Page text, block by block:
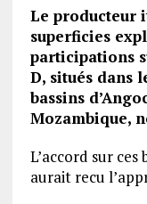
Le producteur
superficies
participations
D, situés dans
bassins
Mozambique,
L’accord sur
aurait recu